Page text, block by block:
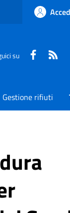
su
Gestione rifiuti